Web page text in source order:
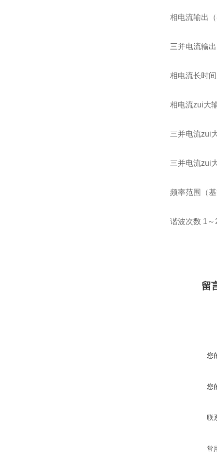
相电流输出
三并电流输
相电流长时
相电流zui大
三并电流zui
三并电流zui
频率范围（
谐波次数 1～
留
您
您
联
常